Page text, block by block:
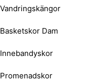
Vandringskängor
Basketskor Dam
Innebandyskor
Promenadskor